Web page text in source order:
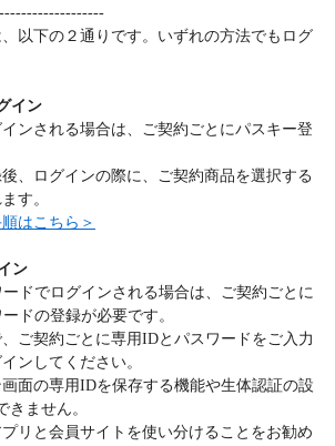
以下の２通りです。いずれの方法でもログ
イン
ンされる場合は、ご契約ごとにパスキー登
、ログインの際に、ご契約商品を選択する
す。
はこちら＞
ン
ドでログインされる場合は、ご契約ごとに
ドの登録が必要です。
ご契約ごとに専用IDとパスワードをご入力
ンしてください。
面の専用IDを保存する機能や生体認証の設
きません。
リと会員サイトを使い分けることをお勧め